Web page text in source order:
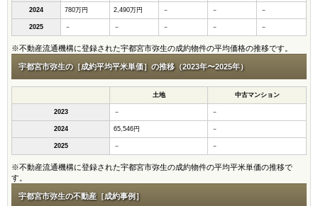
2024 780万円 2,490万円 － － －
2025 － － － － －
※不動産流通機構に登録された宇都宮市弥生の成約物件の平均価格の推移です。
宇都宮市弥生の［成約平均平米単価］の推移（2023年〜2025年）
土地 中古マンション
2023 － －
2024 65,546円 －
2025 － －
※不動産流通機構に登録された宇都宮市弥生の成約物件の平均平米単価の推移で
す。
宇都宮市弥生の不動産［成約事例］